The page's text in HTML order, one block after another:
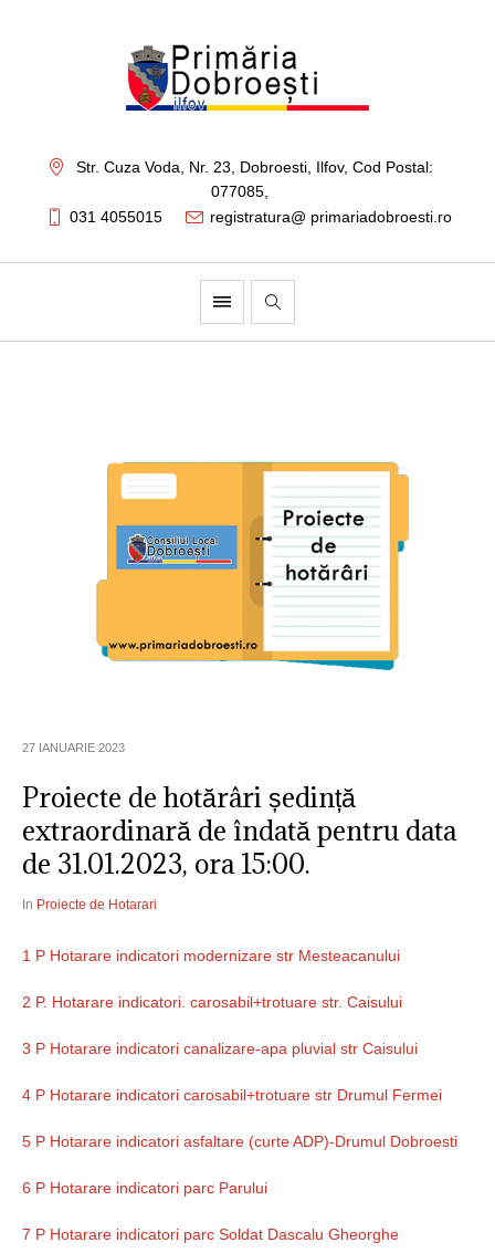
Str. Cuza Voda, Nr. 23 Dobroesti, Ilfov, Cod Postal:
077085,
031 4055015
registratura@ primariadobroesti.ro
27 IANUARIE 2023
Proiecte de hotărâri ședință
extraordinară de îndată pentru data
de 31.01.2023, ora 15:00.
In Proiecte de Hotarari
1 P Hotarare indicatori modernizare str Mesteacanului
2 P. Hotarare indicatori. carosabil+trotuare str. Caisului
3 P Hotarare indicatori canalizare-apa pluvial str Caisului
4 P Hotarare indicatori carosabil+trotuare str Drumul Fermei
5 P Hotarare indicatori asfaltare (curte ADP)-Drumul Dobroesti
6 P Hotarare indicatori parc Parului
7 P Hotarare indicatori parc Soldat Dascalu Gheorghe